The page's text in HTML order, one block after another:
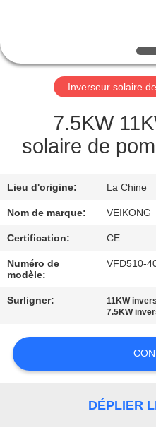
L'USINE
CONTRÔLE
LA
NOUS
CONTACTER
DEMANDEZ
UNE
PLAN
Inverseur solaire
7.5KW
solaire de
Lieu d'origine: La Chine
Nom de marque: VEIKONG
Certification: CE
Numéro de
modèle:
VFD510-
Surligner: 11KW
7.5KW
DÉPLIER